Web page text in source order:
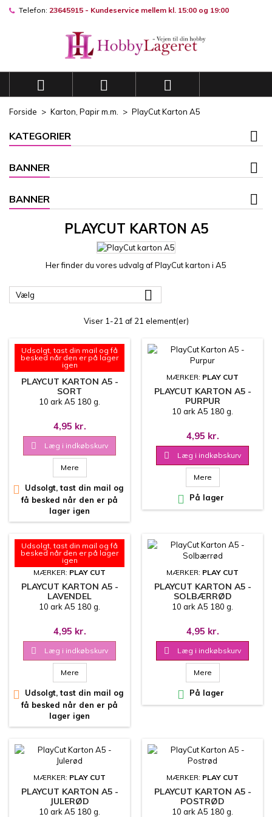
Telefon: 23645915 - Kundeservice mellem kl. 15:00 og 19:00
  
Forside Karton, Papir m.m. PlayCut Karton A5
KATEGORIER
BANNER
BANNER
PLAYCUT KARTON A5
Her finder du vores udvalg af PlayCut karton i A5
Vælg 
Viser 1-21 af 21 element(er)
Udsolgt, tast din mail og få
besked når den er på lager
igen
MÆRKER:PLAY CUT
PLAYCUT KARTON A5 -
SORT
10 ark A5 180 g.
4,95 kr.
 Læg i indkøbskurv
Mere

Udsolgt, tast din mail og
få besked når den er på
lager igen
MÆRKER: PLAY CUT
PLAYCUT KARTON A5 -
PURPUR
10 ark A5 180 g.
4,95 kr.
 Læg i indkøbskurv
Mere
 På lager
Udsolgt, tast din mail og få
besked når den er på lager
igen
MÆRKER: PLAY CUT
PLAYCUT KARTON A5 -
LAVENDEL
10 ark A5 180 g.
4,95 kr.
 Læg i indkøbskurv
Mere

Udsolgt, tast din mail og
få besked når den er på
lager igen
MÆRKER: PLAY CUT
PLAYCUT KARTON A5 -
SOLBÆRRØD
10 ark A5 180 g.
4,95 kr.
 Læg i indkøbskurv
Mere
 På lager
MÆRKER: PLAY CUT
PLAYCUT KARTON A5 -
JULERØD
10 ark A5 180 g.
MÆRKER: PLAY CUT
PLAYCUT KARTON A5 -
POSTRØD
10 ark A5 180 g.
Opret en ny liste
((confirmMessage))
((cancelText)) ((modalDeleteText))
((cancelText))
Du skal være logget på for at gemme produkter på din